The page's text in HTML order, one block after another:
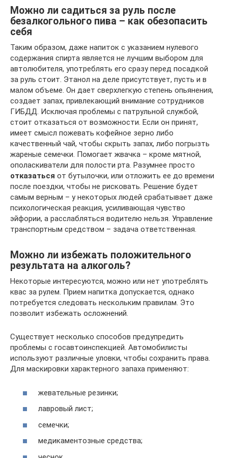
Можно ли садиться за руль после
безалкогольного пива – как обезопасить
себя
Таким образом, даже напиток с указанием нулевого
содержания спирта является не лучшим выбором для
автолюбителя, употреблять его сразу перед посадкой
за руль стоит. Этанол на деле присутствует, пусть и в
малом объеме. Он дает сверхлегкую степень опьянения,
создает запах, привлекающий внимание сотрудников
ГИБДД. Исключая проблемы с патрульной службой,
стоит отказаться от возможности. Если он принят,
имеет смысл пожевать кофейное зерно либо
качественный чай, чтобы скрыть запах, либо погрызть
жареные семечки. Помогает жвачка – кроме мятной,
ополаскиватели для полости рта. Разумнее просто
отказаться от бутылочки, или отложить ее до времени
после поездки, чтобы не рисковать. Решение будет
самым верным – у некоторых людей срабатывает даже
психологическая реакция, усиливающая чувство
эйфории, а расслабляться водителю нельзя. Управление
транспортным средством – задача ответственная.
Можно ли избежать положительного
результата на алкоголь?
Некоторые интересуются, можно или нет употреблять
квас за рулем. Прием напитка допускается, однако
потребуется следовать нескольким правилам. Это
позволит избежать осложнений.
Существует несколько способов предупредить
проблемы с госавтоинспекцией. Автомобилисты
используют различные уловки, чтобы сохранить права.
Для маскировки характерного запаха применяют:
жевательные резинки;
лавровый лист;
семечки;
медикаментозные средства;